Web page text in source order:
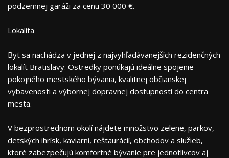
podzemnej garáži za cenu 30 000 €.
Lokalita
Byt sa nachádza v jednej z najvyhľadávanejších rezidenčných
lokalít Bratislavy. Ostredky ponúkajú ideálne spojenie
pokojného mestského bývania, kvalitnej občianskej
vybavenosti a výbornej dopravnej dostupnosti do centra
mesta.
V bezprostrednom okolí nájdete množstvo zelene, parkov,
detských ihrísk, kaviarní, reštaurácií, obchodov a služieb,
ktoré zabezpečujú komfortné bývanie pre jednotlivcov aj